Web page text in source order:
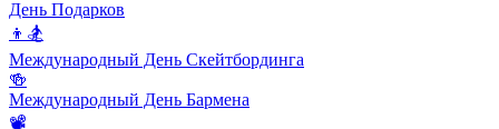
День Подарков
👦🏂
Международный День Скейтбординга
🍻
Международный День Бармена
📽